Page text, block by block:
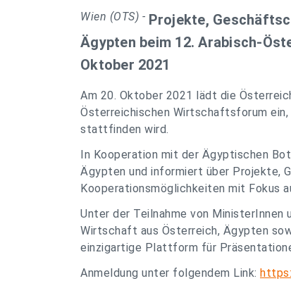
Wien (OTS) - Projekte,
Ägypten beim 12. Arabisch-
Oktober 2021
Am 20. Oktober 2021 lädt die
Österreichischen Wirtschaftsforum
stattfinden wird.
In Kooperation mit der Ägyptischen
Ägypten und informiert über Projekte,
Kooperationsmöglichkeiten mit Fokus
Unter der Teilnahme von
Wirtschaft aus Österreich, Ägypten
einzigartige Plattform für
Anmeldung unter folgendem Link: